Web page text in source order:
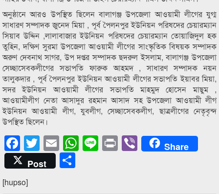
অনুষ্ঠানে আরও উপস্থিত ছিলেন বালাগঞ্জ উপজেলা আওয়ামী লীগের যুগ্ম
সাধারণ সম্পাদক জুনেদ মিয়া , পূর্ব পৈলনপুর ইউনিয়ন পরিষদের চেয়ারম্যান
সিয়াব উদ্দিন ,লালাবাজার ইউনিয়ন পরিষদের চেয়ারম্যান তোয়াজিদুল হক
তুহিন, দক্ষিণ সুরমা উপজেলা আওয়ামী লীগের সাংস্কৃতিক বিষয়ক সম্পাদক
অরুণ দেবনাথ সাগর, উপ দপ্তর সম্পাদক ছদরুল ইসলাম, বালাগঞ্জ উপজেলা
সেচ্ছাসেবকলীগের সভাপতি ফারুক আহমদ , সাধারণ সম্পাদক নয়ন
তালুকদার , পূর্ব পৈলনপুর ইউনিয়ন আওয়ামী লীগের সভাপতি ইয়াবর মিয়া,
সদর ইউনিয়ন আওয়ামী লীগের সভাপতি মাহমুদ হোসেন মাছুম ,
আওয়ামীলীগ নেতা আসাদুর রহমান আসাদ সহ উপজেলা আওয়ামী লীগ
ইউনিয়ন আওয়ামী লীগ, যুবলীগ, সেচ্ছাসেবকলীগ, ছাত্রলীগের নেতৃবৃন্দ
উপস্থিত ছিলেন।
Facebook
Twitter
EmailWhatsApp
LinePrintViberShare
Post
[hupso]